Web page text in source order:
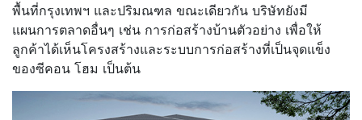
พื้นที่กรุงเทพฯ และปริมณฑล ขณะเดียวกัน บริษัทยังมี
แผนการตลาดอื่นๆ เช่น การก่อสร้างบ้านตัวอย่าง เพื่อให้
ลูกค้าได้เห็นโครงสร้างและระบบการก่อสร้างที่เป็นจุดแข็ง
ของซีคอน โฮม เป็นต้น